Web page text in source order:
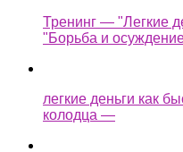
Тренинг — "Легкие
"Борьба и
легкие деньги как
колодца —